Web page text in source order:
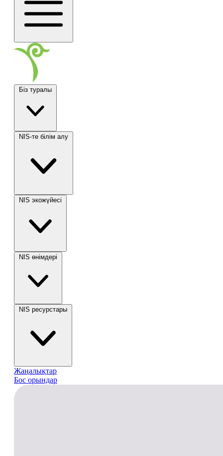
Біз туралы
NIS-те білім алу
NIS экожүйесі
NIS өнімдері
NIS ресурстары
Жаңалықтар
Бос орындар